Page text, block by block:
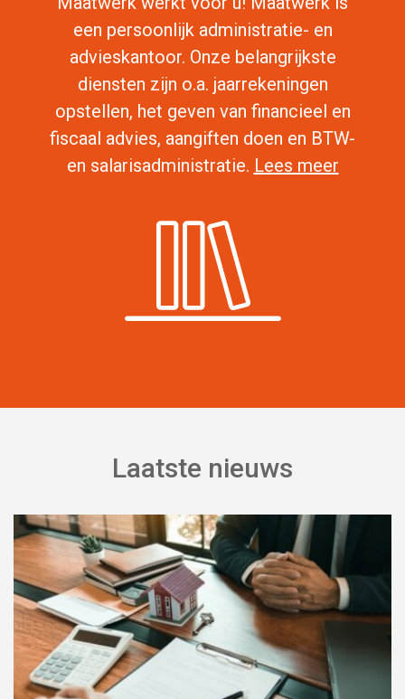
Maatwerk
een persoonlijk administratie- en
advieskantoor. Onze belangrijkste
diensten zijn o.a. jaarrekeningen
opstellen, het geven van financieel en
fiscaal advies, aangiften doen en BTW-
en salarisadministratie. Lees meer
Laatste nieuws